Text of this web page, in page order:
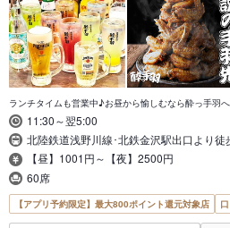
ランチタイムも営業中♪お昼から愉しむなら酔っ手羽へ
11:30～翌5:00
北陸鉄道浅野川線･北鉄金沢駅出口より徒
【昼】1001円～【夜】2500円
60席
【アプリ予約限定】最大800ポイント還元対象店